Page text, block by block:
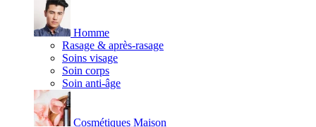
Homme
Rasage & après-rasage
Soins visage
Soin corps
Soin anti-âge
Cosmétiques Maison